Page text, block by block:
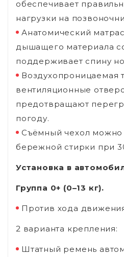
обеспечивает
нагрузки на
Анатомический
дышащего материала
поддерживает спину
Воздухопроницаемая
вентиляционные
предотвращают
погоду.
Съёмный чехол можно
бережной стирки при
Установка в
Группа 0+ (0–13 кг).
Против хода
2 варианта крепления:
Штатный ремень